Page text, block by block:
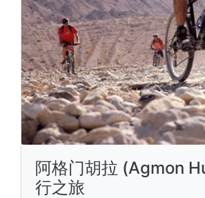
阿格门胡拉 (Agmon
行之旅